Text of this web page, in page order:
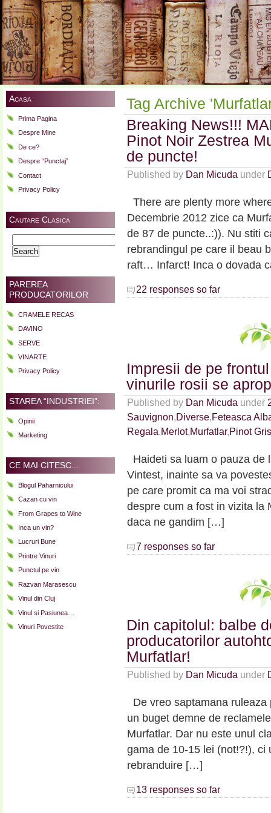
Acasa
Prima Pagina
Despre Mine
De ce?
Despre “Punctaj”
Contact
Privacy Policy
Cautare Clasica
for:
PAREREA
PRODUCATORILOR
CRAMELE RECAS
DAVINO
SERVE
VINARTE
Privacy Policy
STAREA “INDUSTRIEI”:
Opinii
Marketing
CE MAI CITESC...
Blogul Paharnicului
Cazan cu vin
From Grapes to Wine
Inca un vin?
Lucruri Bune
Printre Vinuri
Punctul pe vin
Razvan Marasescu
Vinul din Cluj
Vinul si Pasiunea…
Vinuri Povestite
Tag Archive
Breaking News!!!
Pinot Noir Zestrea
de puncte!
Published by Dan Micuda under
There are plenty more
Decembrie 2012 zice ca
de 87 de puncte..:)). Nu stiti
rebrandingul pe care il beau
raft… Infarct! Inca o dovada
22 responses so far
Impresii de pe
vinurile rosii se
Published by Dan Micuda under
Sauvignon,Diverse,Feteasca
Regala,Merlot,Murfatlar,Pinot Gris
Haideti sa luam o pauza de
Vintest, inainte sa va
pe care promit ca ma voi
despre cum a fost in vizita la
daca ne gandim […]
7 responses so far
Din capitolul: balbe
producatorilor
Murfatlar!
Published by Dan Micuda under
De vreo saptamana
un buget demne de
Murfatlar. Dar nu este unul
gama de 10-15 lei (not!?!), ci
rebranduire […]
13 responses so far